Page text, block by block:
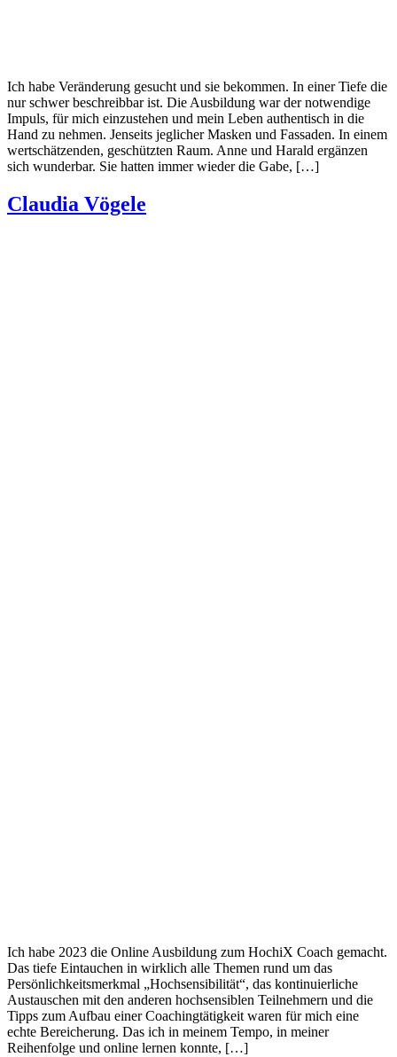
Ich habe Veränderung gesucht und sie bekommen. In einer Tiefe die
nur schwer beschreibbar ist. Die Ausbildung war der notwendige
Impuls, für mich einzustehen und mein Leben authentisch in die
Hand zu nehmen. Jenseits jeglicher Masken und Fassaden. In einem
wertschätzenden, geschützten Raum. Anne und Harald ergänzen
sich wunderbar. Sie hatten immer wieder die Gabe, […]
Claudia Vögele
Ich habe 2023 die Online Ausbildung zum HochiX Coach gemacht.
Das tiefe Eintauchen in wirklich alle Themen rund um das
Persönlichkeitsmerkmal „Hochsensibilität“, das kontinuierliche
Austauschen mit den anderen hochsensiblen Teilnehmern und die
Tipps zum Aufbau einer Coachingtätigkeit waren für mich eine
echte Bereicherung. Das ich in meinem Tempo, in meiner
Reihenfolge und online lernen konnte, […]